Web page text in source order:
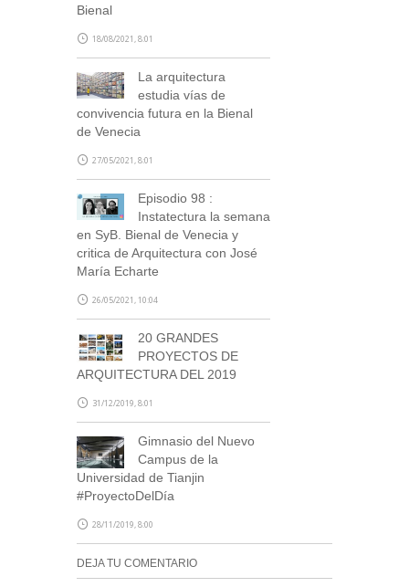
Bienal
18/08/2021, 8:01
La arquitectura
estudia vías de
convivencia futura en la Bienal
de Venecia
27/05/2021, 8:01
Episodio 98 :
Instatectura la semana
en SyB. Bienal de Venecia y
critica de Arquitectura con José
María Echarte
26/05/2021, 10:04
20 GRANDES
PROYECTOS DE
ARQUITECTURA DEL 2019
31/12/2019, 8:01
Gimnasio del Nuevo
Campus de la
Universidad de Tianjin
#ProyectoDelDía
28/11/2019, 8:00
DEJA TU COMENTARIO